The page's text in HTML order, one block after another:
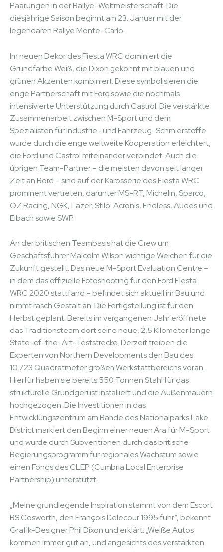
Paarungen in der Rallye-Weltmeisterschaft. Die
diesjährige Saison beginnt am 23. Januar mit der
legendären Rallye Monte-Carlo.
Im neuen Dekor des Fiesta WRC dominiert die
Grundfarbe Weiß, die Dixon gekonnt mit blauen und
grünen Akzenten kombiniert. Diese symbolisieren die
enge Partnerschaft mit Ford sowie die nochmals
intensivierte Unterstützung durch Castrol. Die verstärkte
Zusammenarbeit zwischen M-Sport und dem
Spezialisten für Industrie- und Fahrzeug-Schmierstoffe
wurde durch die enge weltweite Kooperation erleichtert,
die Ford und Castrol miteinander verbindet. Auch die
übrigen Team-Partner – die meisten davon seit langer
Zeit an Bord – sind auf der Karosserie des Fiesta WRC
prominent vertreten, darunter MS-RT, Michelin, Sparco,
OZ Racing, NGK, Lazer, Stilo, Acronis, Endless, Audes und
Eibach sowie SWP.
An der britischen Teambasis hat die Crew um
Geschäftsführer Malcolm Wilson wichtige Weichen für die
Zukunft gestellt. Das neue M-Sport Evaluation Centre –
in dem das offizielle Fotoshooting für den Ford Fiesta
WRC 2020 stattfand – befindet sich aktuell im Bau und
nimmt rasch Gestalt an. Die Fertigstellung ist für den
Herbst geplant. Bereits im vergangenen Jahr eröffnete
das Traditionsteam dort seine neue, 2,5 Kilometer lange
State-of-the-Art-Teststrecke. Derzeit treiben die
Experten von Northern Developments den Bau des
10.723 Quadratmeter großen Werkstattbereichs voran.
Hierfür haben sie bereits 550 Tonnen Stahl für das
strukturelle Grundgerüst installiert und die Außenmauern
hochgezogen. Die Investitionen in das
Entwicklungszentrum am Rande des Nationalparks Lake
District markiert den Beginn einer neuen Ära für M-Sport
und wurde durch Subventionen durch das britische
Regierungsprogramm für regionales Wachstum sowie
einen Fonds des CLEP (Cumbria Local Enterprise
Partnership) unterstützt.
„Meine grundlegende Inspiration stammt von dem Escort
RS Cosworth, den François Delecour 1995 fuhr“, bekennt
Grafik-Designer Phil Dixon und erklärt: „Weiße Autos
kommen immer gut an, und angesichts des verstärkten